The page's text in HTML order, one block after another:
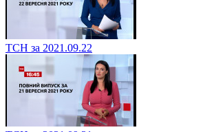
ТСН за 2021.09.22